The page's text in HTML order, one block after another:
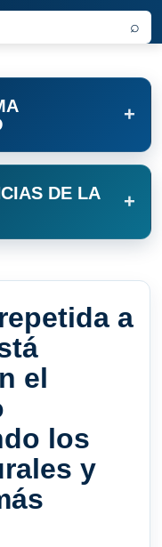
⌕
+
DE LA
+
a
el
los
y